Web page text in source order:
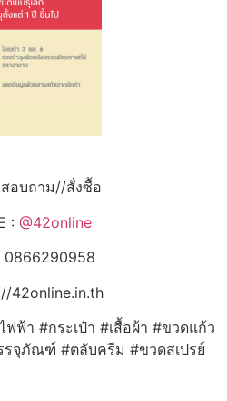
อบถาม//สั่งซื้อ
: @42online
0866290958
42online.in.th
ฟ้า #กระเป๋า #เสื้อผ้า #ขวดแก้ว
รจุภัณฑ์ #ตลับครีม #ขวดสเปรย์